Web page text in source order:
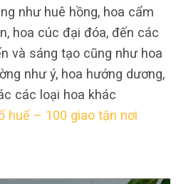
như huê hồng, hoa cẩm
hoa cúc đại đóa, đến các
và sáng tạo cũng như hoa
như ý, hoa hướng dương,
các loại hoa khác
huế – 100 giao tận nơi